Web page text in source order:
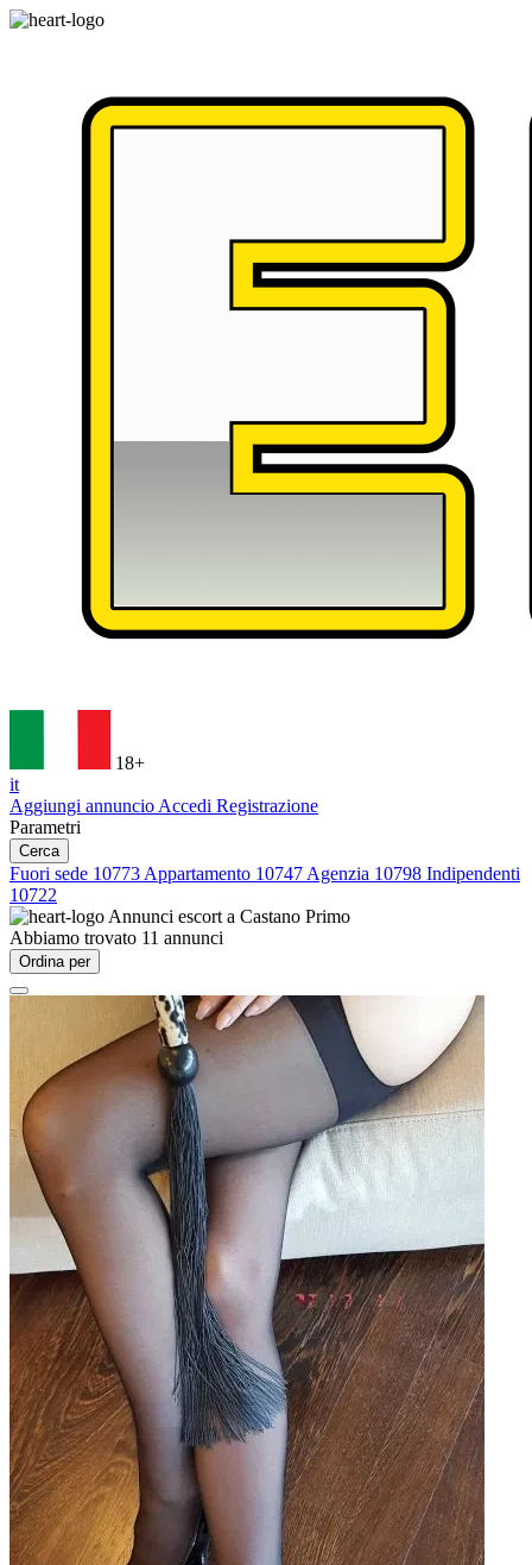
18+
it
Aggiungi annuncio Accedi Registrazione
Parametri
Cerca
Fuori sede 10773 Appartamento 10747 Agenzia 10798 Indipendenti
10722
Annunci escort a Castano Primo
Abbiamo trovato 11 annunci
Ordina per